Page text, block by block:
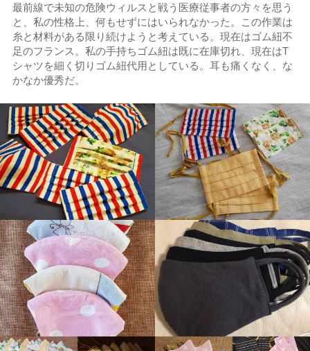
最前線で未知の危険ウィルスと戦う医療従事者の方々を思う
と、私の性格上、何もせずにはいられなかった。この作業は
糸と材料がある限り続けようと考えている。現在はゴム紐不
足のフランス。私の手持ちゴム紐は既に在庫切れ、現在はT
シャツを細く切りゴム紐代用としている。耳も痛くなく、な
かなか優秀だ。